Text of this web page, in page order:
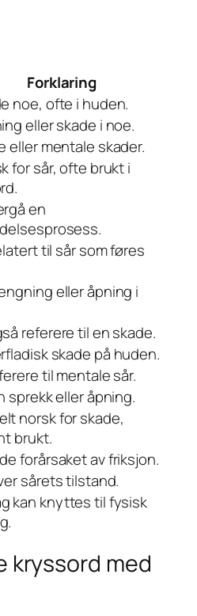
Forklaring
noe, ofte i huden.
eller skade i noe.
eller mentale skader.
for sår, ofte brukt i
en
til sår som føres
eller åpning i
referere til en skade.
skade på huden.
til mentale sår.
sprekk eller åpning.
norsk for skade,
brukt.
forårsaket av friksjon.
sårets tilstand.
kan knyttes til fysisk
kryssord med